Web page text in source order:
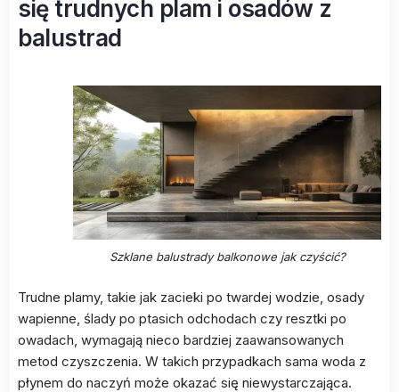
się trudnych plam i osadów z
balustrad
Szklane balustrady balkonowe jak czyścić?
Trudne plamy, takie jak zacieki po twardej wodzie, osady
wapienne, ślady po ptasich odchodach czy resztki po
owadach, wymagają nieco bardziej zaawansowanych
metod czyszczenia. W takich przypadkach sama woda z
płynem do naczyń może okazać się niewystarczająca.